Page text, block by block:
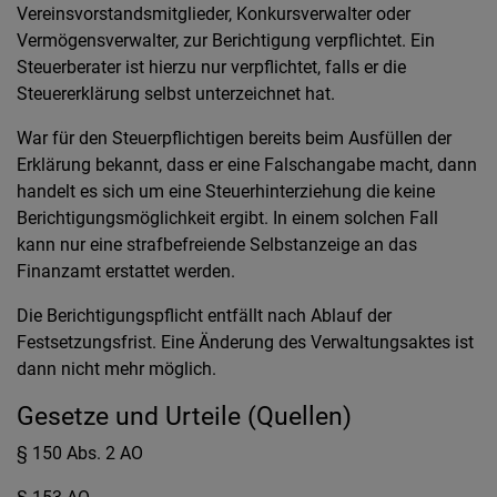
Vereinsvorstandsmitglieder, Konkursverwalter oder
Vermögensverwalter, zur Berichtigung verpflichtet. Ein
Steuerberater ist hierzu nur verpflichtet, falls er die
Steuererklärung selbst unterzeichnet hat.
War für den Steuerpflichtigen bereits beim Ausfüllen der
Erklärung bekannt, dass er eine Falschangabe macht, dann
handelt es sich um eine Steuerhinterziehung die keine
Berichtigungsmöglichkeit ergibt. In einem solchen Fall
kann nur eine strafbefreiende Selbstanzeige an das
Finanzamt erstattet werden.
Die Berichtigungspflicht entfällt nach Ablauf der
Festsetzungsfrist. Eine Änderung des Verwaltungsaktes ist
dann nicht mehr möglich.
Gesetze und Urteile (Quellen)
§ 150 Abs. 2 AO